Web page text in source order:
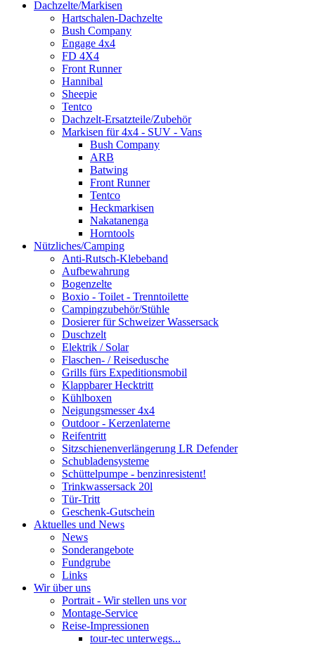
Dachzelte/Markisen
Hartschalen-Dachzelte
Bush Company
Engage 4x4
FD 4X4
Front Runner
Hannibal
Sheepie
Tentco
Dachzelt-Ersatzteile/Zubehör
Markisen für 4x4 - SUV - Vans
Bush Company
ARB
Batwing
Front Runner
Tentco
Heckmarkisen
Nakatanenga
Horntools
Nützliches/Camping
Anti-Rutsch-Klebeband
Aufbewahrung
Bogenzelte
Boxio - Toilet - Trenntoilette
Campingzubehör/Stühle
Dosierer für Schweizer Wassersack
Duschzelt
Elektrik / Solar
Flaschen- / Reisedusche
Grills fürs Expeditionsmobil
Klappbarer Hecktritt
Kühlboxen
Neigungsmesser 4x4
Outdoor - Kerzenlaterne
Reifentritt
Sitzschienenverlängerung LR Defender
Schubladensysteme
Schüttelpumpe - benzinresistent!
Trinkwassersack 20l
Tür-Tritt
Geschenk-Gutschein
Aktuelles und News
News
Sonderangebote
Fundgrube
Links
Wir über uns
Portrait - Wir stellen uns vor
Montage-Service
Reise-Impressionen
tour-tec unterwegs...